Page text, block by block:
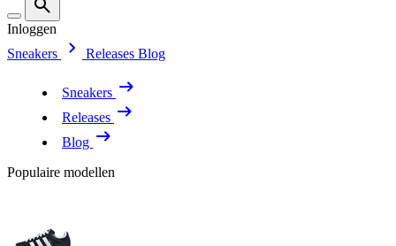
Inloggen
Sneakers
Releases Blog
Sneakers
Releases
Blog
Populaire modellen